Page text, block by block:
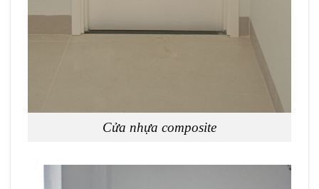
Cửa nhựa composite